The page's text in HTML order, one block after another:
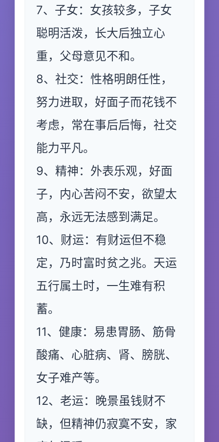
7、子女：女孩较多，子女
聪明活泼，长大后独立心
重，父母意见不和。
8、社交：性格明朗任性，
努力进取，好面子而花钱不
考虑，常在事后后悔，社交
能力平凡。
9、精神：外表乐观，好面
子，内心苦闷不安，欲望太
高，永远无法感到满足。
10、财运：有财运但不稳
定，乃时富时贫之兆。天运
五行属土时，一生难有积
蓄。
11、健康：易患胃肠、筋骨
酸痛、心脏病、肾、膀胱、
女子难产等。
12、老运：晚景虽钱财不
缺，但精神仍寂寞不安，家